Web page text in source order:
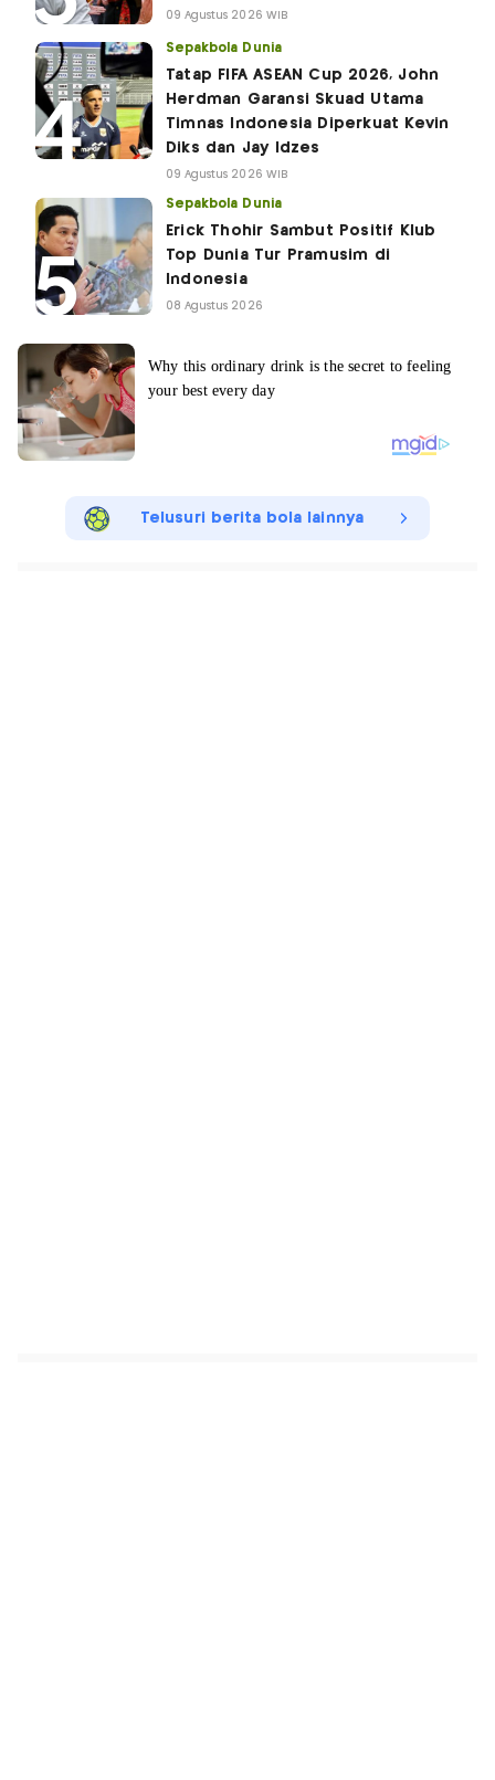
09 Agustus 2026 WIB
Sepakbola Dunia
Tatap FIFA ASEAN Cup 2026, John
Herdman Garansi Skuad Utama
Timnas Indonesia Diperkuat Kevin
Diks dan Jay Idzes
09 Agustus 2026 WIB
Sepakbola Dunia
Erick Thohir Sambut Positif Klub
Top Dunia Tur Pramusim di
Indonesia
08 Agustus 2026
Telusuri berita bola lainnya